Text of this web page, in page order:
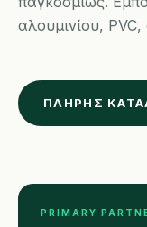
αλουμινίου,
ΠΛΉΡΗΣ
PRIMARY